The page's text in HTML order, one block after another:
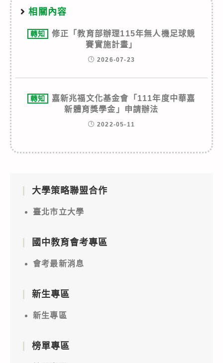
相關內容
轉知
修正「教育部辦理115年無人機足球競
賽實施計畫」
2026-07-23
轉知
嘉新兆福文化基金會「111年度中華嘉
新體育獎學金」申請辦法
2022-05-11
大學策略聯盟合作
臺北市立大學
國中教育會考專區
會考最新消息
新生專區
新生專區
榜單專區